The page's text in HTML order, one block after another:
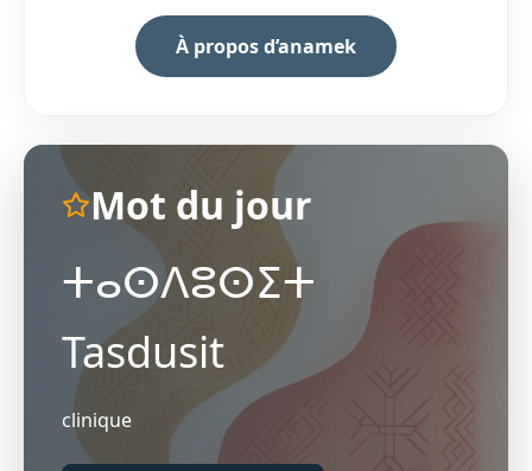
À propos d’anamek
Mot du jour
ⵜⴰⵙⴷⵓⵙⵉⵜ
Tasdusit
clinique